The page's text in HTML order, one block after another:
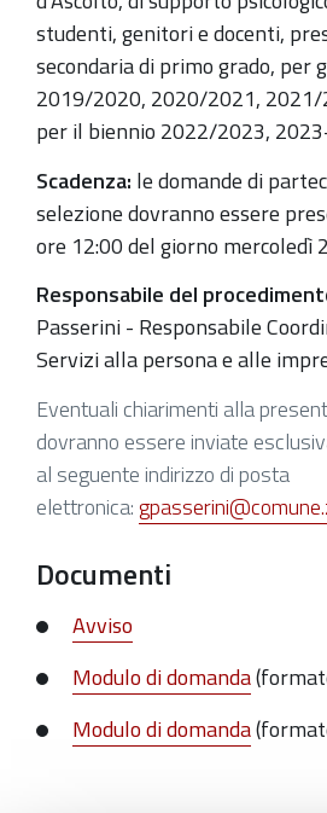
studenti, genitori e docenti,
secondaria di primo grado, per
2019/2020, 2020/2021,
per il biennio 2022/2023,
Scadenza: le domande di
selezione dovranno essere
ore 12:00 del giorno mercoledì
Responsabile del
Passerini - Responsabile
Servizi alla persona e alle
Eventuali chiarimenti alla
dovranno essere inviate
al seguente indirizzo di posta
elettronica:
Documenti
Avviso
Modulo di domanda
Modulo di domanda